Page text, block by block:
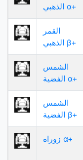
الذهبي α+
القمر
الذهبي β+
الشمس
الفضية α+
الشمس
الفضية β+
زوراه α+